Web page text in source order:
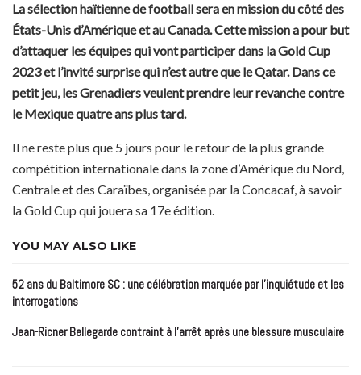
La sélection haïtienne de football sera en mission du côté des
États-Unis d’Amérique et au Canada. Cette mission a pour but
d’attaquer les équipes qui vont participer dans la Gold Cup
2023 et l’invité surprise qui n’est autre que le Qatar. Dans ce
petit jeu, les Grenadiers veulent prendre leur revanche contre
le Mexique quatre ans plus tard.
Il ne reste plus que 5 jours pour le retour de la plus grande
compétition internationale dans la zone d’Amérique du Nord,
Centrale et des Caraïbes, organisée par la Concacaf, à savoir
la Gold Cup qui jouera sa 17e édition.
YOU MAY ALSO LIKE
52 ans du Baltimore SC : une célébration marquée par l’inquiétude et les
interrogations
Jean-Ricner Bellegarde contraint à l’arrêt après une blessure musculaire